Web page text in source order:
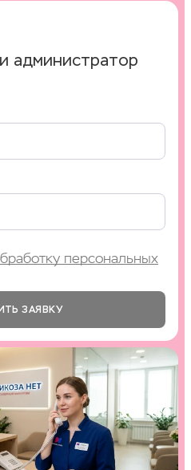
администратор
персональных
ЗАЯВКУ